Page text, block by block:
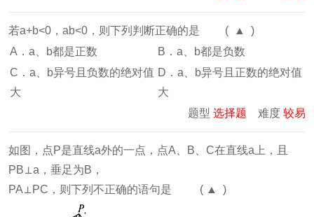
若a+b<0，ab<0，则下列判断正确的是 ( ▲ )
A．a、b都是正数
B．a、b都是负数
C．a、b异号且负数的绝对值
大
D．a、b异号且正数的绝对值
大
题型 选择题 难度 较易
如图，点P是直线a外的一点，点A、B、C在直线a上，且
PB⊥a，垂足为B，
PA⊥PC，则下列不正确的语句是 ( ▲ )